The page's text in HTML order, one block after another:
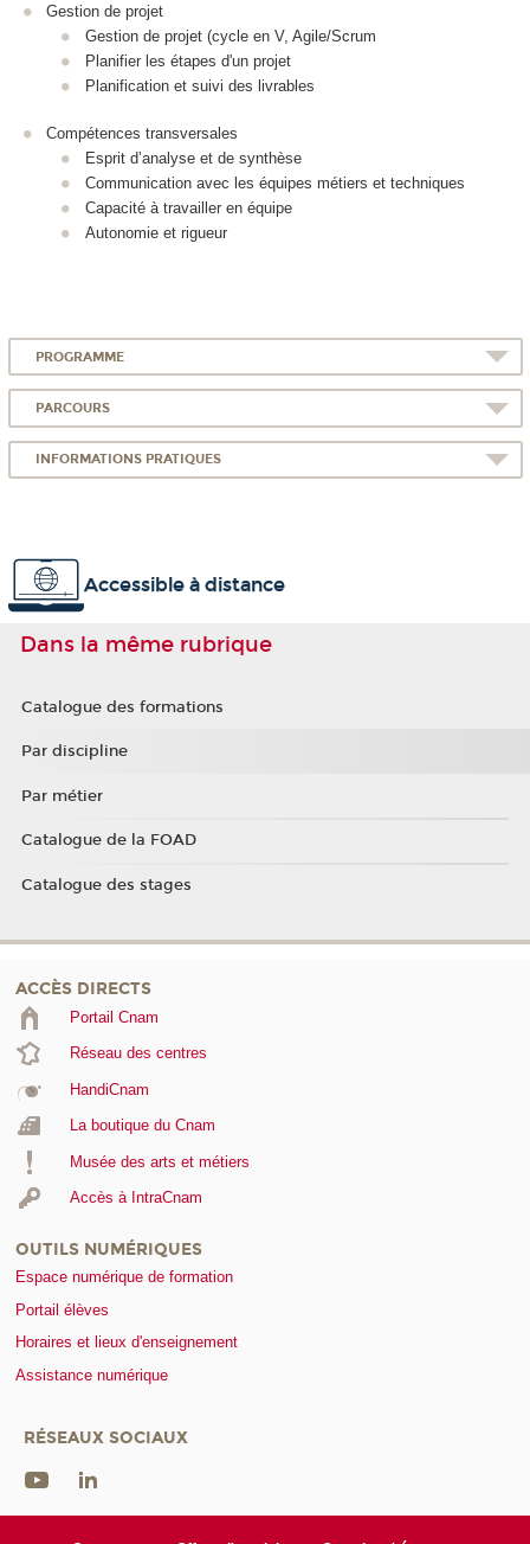
Gestion de projet
Gestion de projet (cycle en V, Agile/Scrum
Planifier les étapes d'un projet
Planification et suivi des livrables
Compétences transversales
Esprit d’analyse et de synthèse
Communication avec les équipes métiers et techniques
Capacité à travailler en équipe
Autonomie et rigueur
PROGRAMME
PARCOURS
INFORMATIONS PRATIQUES
Accessible à distance
Dans la même rubrique
Catalogue des formations
Par discipline
Par métier
Catalogue de la FOAD
Catalogue des stages
ACCÈS DIRECTS
Portail Cnam
Réseau des centres
HandiCnam
La boutique du Cnam
Musée des arts et métiers
Accès à IntraCnam
OUTILS NUMÉRIQUES
Espace numérique de formation
Portail élèves
Horaires et lieux d'enseignement
Assistance numérique
RÉSEAUX SOCIAUX